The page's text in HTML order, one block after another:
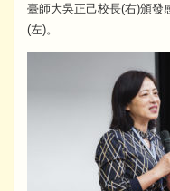
臺師大吳正己校長(右)頒發
(左)。